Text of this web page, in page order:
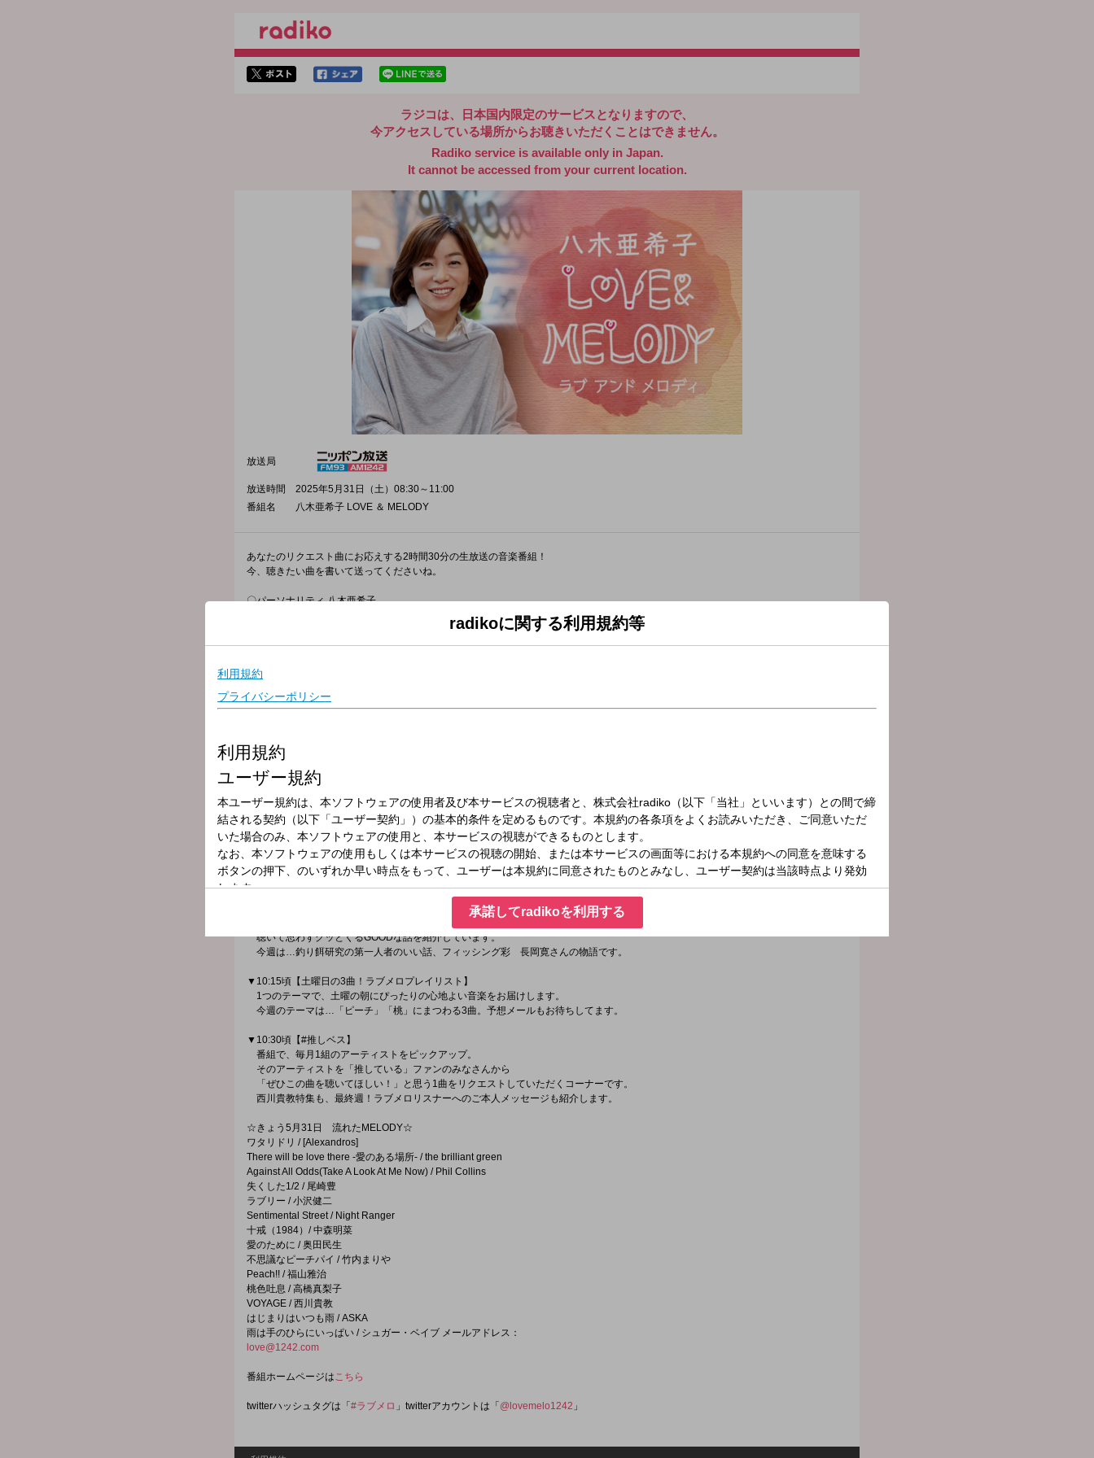
ラジコは、日本国内限定のサービスとなりますので、
今アクセスしている場所からお聴きいただくことはできません。
Radiko service is available only in Japan.
It cannot be accessed from your current location.
放送局
放送時間
2025年5月31日（土）08:30～11:00
番組名
八木亜希子 LOVE ＆ MELODY
あなたのリクエスト曲にお応えする2時間30分の生放送の音楽番組！
今、聴きたい曲を書いて送ってくださいね。
〇パーソナリティ 八木亜希子
“今あなたが聞きたい曲“タイトルがわからなくても、アーティストだけでもOK。
パーソナリティへの質問、突っ込み、感想など気軽に参加してみてください！
毎週1名様に八木亜希子直筆イラスト入りの、番組オリジナルサーモボトルをプレゼント！
▼9:10頃【3分でポン！】
「日比谷音楽祭2025のここがすごい！」
▼9:35頃【私の「ごめんなさい」】
あなたのやらかしちゃったエピソードを紹介して一緒に謝っていきます。
▼9:50頃【再発見！魅惑の音楽沼 昭和ソングに手を出すな！】
昭和ソングの奥深い世界、80年代アイドル特集！
聴いて思わずグッとくるGOODな話を紹介しています。
今週は…釣り餌研究の第一人者のいい話、フィッシング彩 長岡寛さんの物語です。
▼10:15頃【土曜日の3曲！ラブメロプレイリスト】
1つのテーマで、土曜の朝にぴったりの心地よい音楽をお届けします。
今週のテーマは…「ピーチ」「桃」にまつわる3曲。予想メールもお待ちしてます。
▼10:30頃【#推しベス】
番組で、毎月1組のアーティストをピックアップ。
そのアーティストを「推している」ファンのみなさんから
「ぜひこの曲を聴いてほしい！」と思う1曲をリクエストしていただくコーナーです。
西川貴教特集も、最終週！ラブメロリスナーへのご本人メッセージも紹介します。
☆きょう5月31日 流れたMELODY☆
ワタリドリ / [Alexandros]
There will be love there -愛のある場所- / the brilliant green
Against All Odds(Take A Look At Me Now) / Phil Collins
失くした1/2 / 尾崎豊
ラブリー / 小沢健二
Sentimental Street / Night Ranger
十戒（1984）/ 中森明菜
愛のために / 奥田民生
不思議なピーチパイ / 竹内まりや
Peach!! / 福山雅治
桃色吐息 / 高橋真梨子
VOYAGE / 西川貴教
はじまりはいつも雨 / ASKA
雨は手のひらにいっぱい / シュガー・ベイブ メールアドレス：
love@1242.com
番組ホームページはこちら
twitterハッシュタグは「 #ラブメロ 」twitterアカウントは「 @lovemelo1242 」
radikoに関する利用規約等
承諾してradikoを利用する